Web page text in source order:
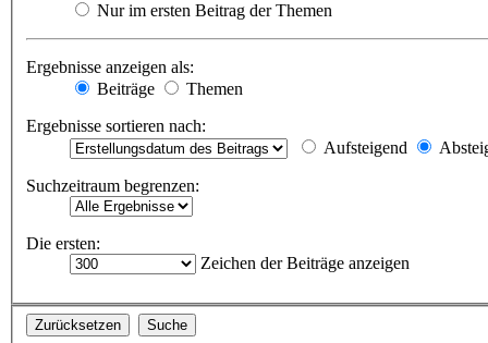
Nur im ersten Beitrag der Themen
Ergebnisse anzeigen als:
Beiträge
Themen
Ergebnisse sortieren nach:
Aufsteigend
Suchzeitraum begrenzen:
Die ersten:
Zeichen der Beiträge anzeigen